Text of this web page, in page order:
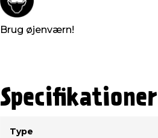
Brug øjenværn!
Specifikationer
Type